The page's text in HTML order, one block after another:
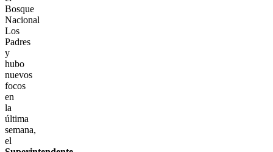
Bosque
Nacional
Los
Padres
y
hubo
nuevos
focos
en
la
última
semana,
el